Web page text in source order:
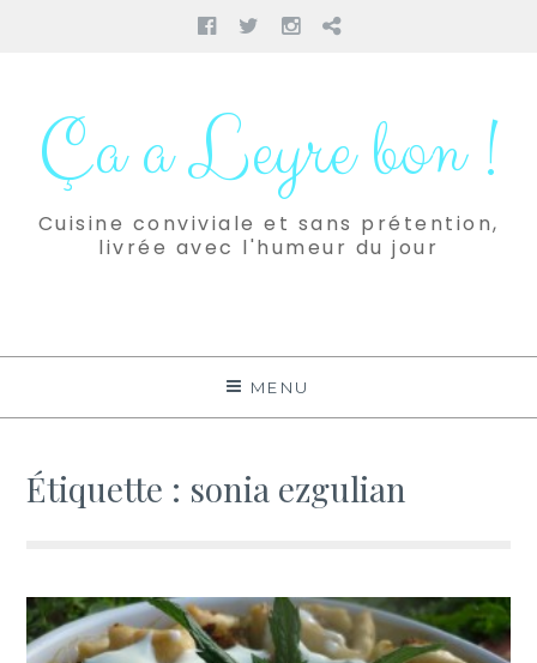
Facebook
TwitterInstagram
Pinterest
contenuÇa a Leyre bon !
Cuisine conviviale et sans prétention,
livrée avec l'humeur du jour
MENU
Étiquette : sonia ezgulian